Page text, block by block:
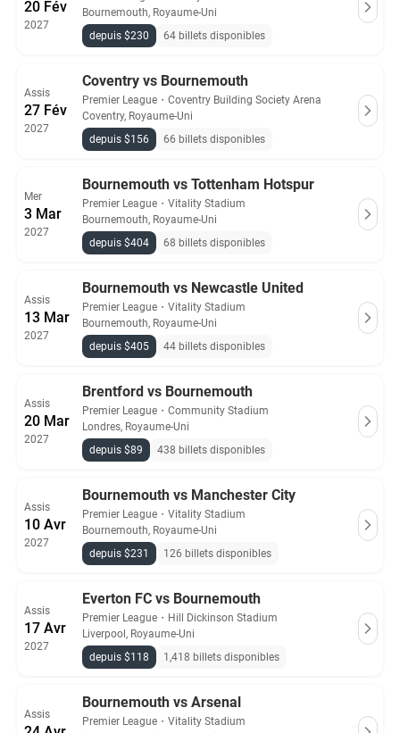
20 Fév
2027
Bournemouth, Royaume-Uni
depuis $230
64 billets disponibles
Assis
27 Fév
2027
Coventry vs Bournemouth
Premier League ・ Coventry Building Society Arena
Coventry, Royaume-Uni
depuis $156
66 billets disponibles
Mer
3 Mar
2027
Bournemouth vs Tottenham Hotspur
Premier League ・ Vitality Stadium
Bournemouth, Royaume-Uni
depuis $404
68 billets disponibles
Assis
13 Mar
2027
Bournemouth vs Newcastle United
Premier League ・ Vitality Stadium
Bournemouth, Royaume-Uni
depuis $405
44 billets disponibles
Assis
20 Mar
2027
Brentford vs Bournemouth
Premier League ・ Community Stadium
Londres, Royaume-Uni
depuis $89
438 billets disponibles
Assis
10 Avr
2027
Bournemouth vs Manchester City
Premier League ・ Vitality Stadium
Bournemouth, Royaume-Uni
depuis $231
126 billets disponibles
Assis
17 Avr
2027
Everton FC vs Bournemouth
Premier League ・ Hill Dickinson Stadium
Liverpool, Royaume-Uni
depuis $118
1,418 billets disponibles
Assis
Bournemouth vs Arsenal
Premier League ・ Vitality Stadium